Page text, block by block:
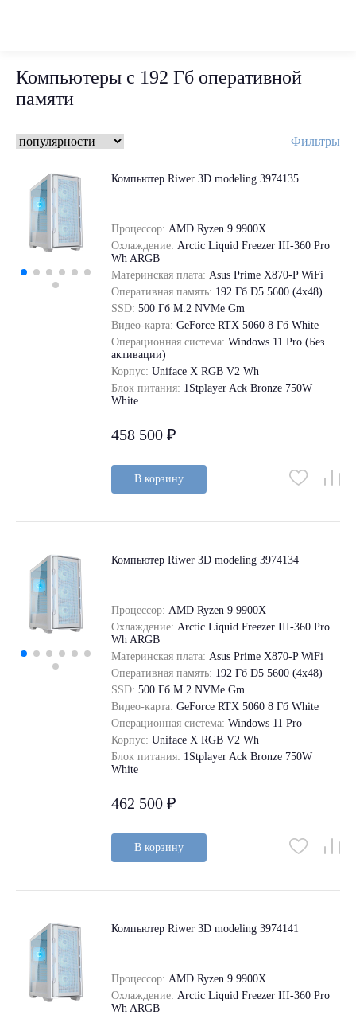
Компьютеры с 192 Гб оперативной
памяти
Фильтры
Компьютер Riwer 3D modeling 3974135
Процессор: AMD Ryzen 9 9900X
Охлаждение: Arctic Liquid Freezer III-360 Pro
Wh ARGB
Материнская плата: Asus Prime X870-P WiFi
Оперативная память: 192 Гб D5 5600 (4х48)
SSD: 500 Гб M.2 NVMe Gm
Видео-карта: GeForce RTX 5060 8 Гб White
Операционная система: Windows 11 Pro (Без
активации)
Корпус: Uniface X RGB V2 Wh
Блок питания: 1Stplayer Ack Bronze 750W
White
458 500 ₽
В корзину
Компьютер Riwer 3D modeling 3974134
Процессор: AMD Ryzen 9 9900X
Охлаждение: Arctic Liquid Freezer III-360 Pro
Wh ARGB
Материнская плата: Asus Prime X870-P WiFi
Оперативная память: 192 Гб D5 5600 (4х48)
SSD: 500 Гб M.2 NVMe Gm
Видео-карта: GeForce RTX 5060 8 Гб White
Операционная система: Windows 11 Pro
Корпус: Uniface X RGB V2 Wh
Блок питания: 1Stplayer Ack Bronze 750W
White
462 500 ₽
В корзину
Компьютер Riwer 3D modeling 3974141
Процессор: AMD Ryzen 9 9900X
Охлаждение: Arctic Liquid Freezer III-360 Pro
Wh ARGB